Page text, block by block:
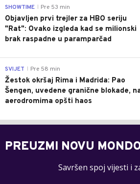
SHOWTIME Pre 53 min
Objavljen prvi trejler za HBO seriju
"Rat": Ovako izgleda kad se milionski
brak raspadne u paramparčad
SVIJET Pre 58 min
Žestok okršaj Rima i Madrida: Pao
Šengen, uvedene granične blokade,
aerodromima opšti haos
PREUZMI NOVU
Savršen spoj vijesti i